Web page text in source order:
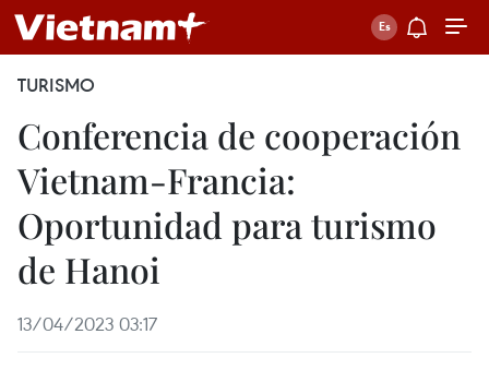
TURISMO
Conferencia de cooperación
Vietnam-Francia:
Oportunidad para turismo
de Hanoi
13/04/2023 03:17